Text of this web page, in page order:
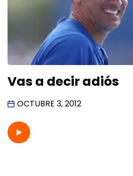
Vas a decir adiós
OCTUBRE 3, 2012